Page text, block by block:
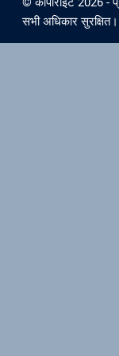
सभी अधिकार सुरक्षित।